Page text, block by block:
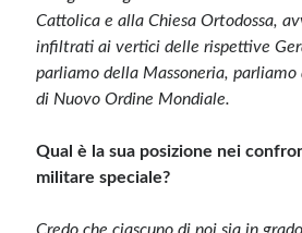
Cattolica e alla Chiesa Ortodossa,
infiltrati ai vertici delle rispettive
parliamo della Massoneria,
di Nuovo Ordine Mondiale.
Qual è la sua posizione nei
militare speciale?